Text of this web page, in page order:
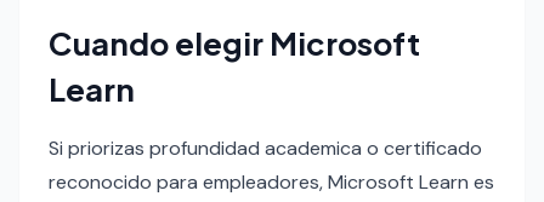
Cuando elegir Microsoft
Learn
Si priorizas profundidad academica o certificado
reconocido para empleadores, Microsoft Learn es